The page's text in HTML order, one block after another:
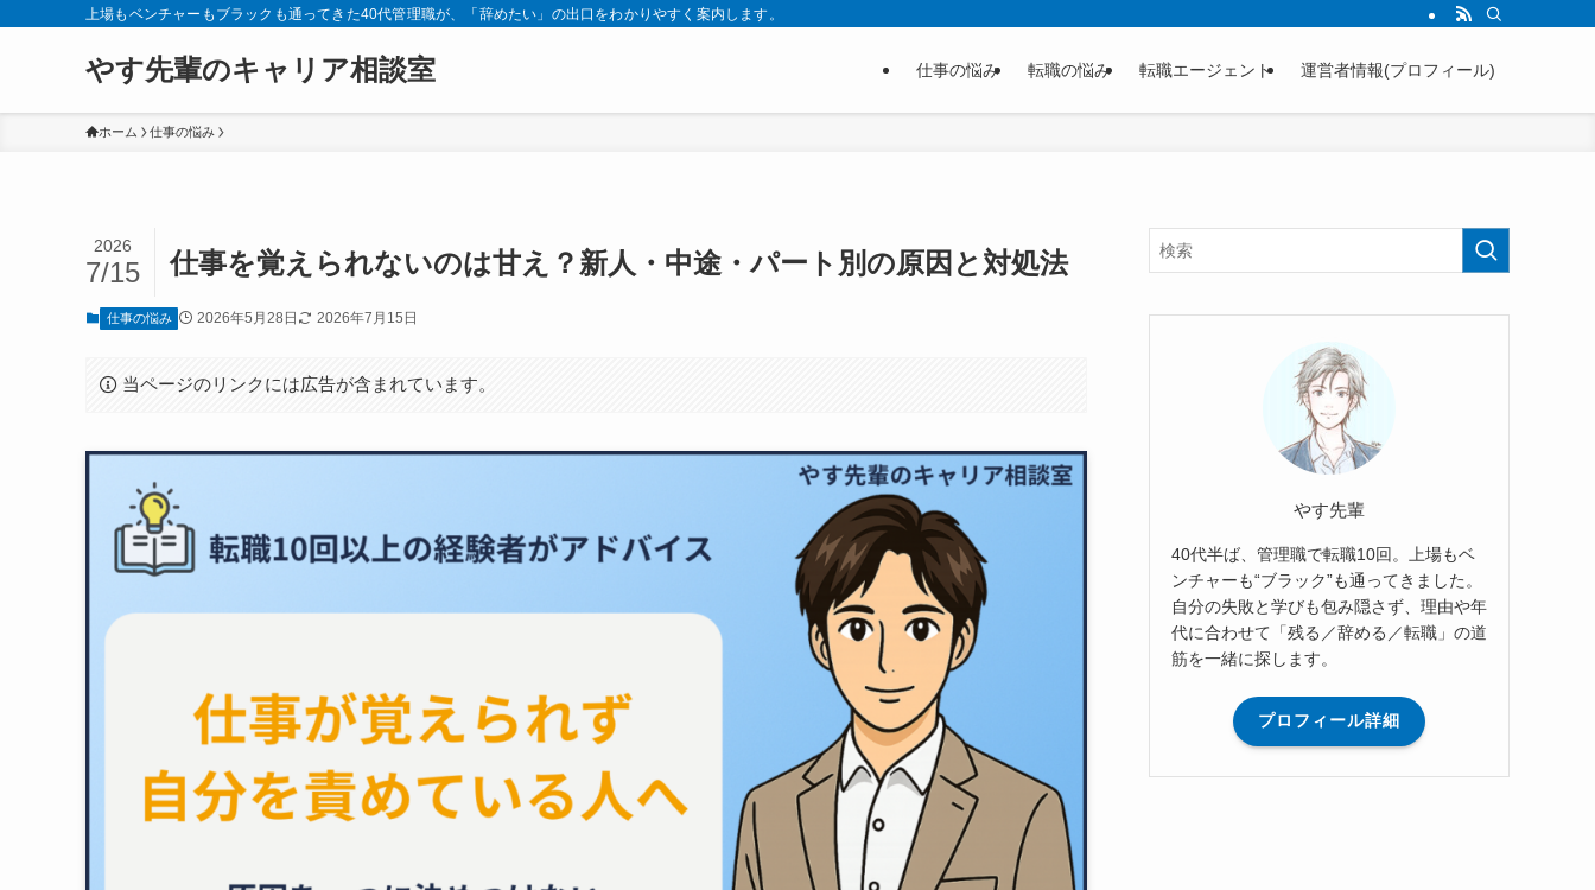
上場もベンチャーもブラックも通ってきた40代管理職が、「辞めたい」の出口をわかりやすく案内します。
やす先輩のキャリア相談室 仕事の悩み 転職の悩み 転職エージェント 運営者情報(プロフィール)
ホーム 仕事の悩み
仕事を覚えられないのは甘え？新人・中途・パート別の原因と対処法
2026
7/15
仕事の悩み 2026年5月28日 2026年7月15日
当ページのリンクには広告が含まれています。
やす先輩
40代半ば、管理職で転職10回。上場もベ
ンチャーも“ブラック”も通ってきました。
自分の失敗と学びも包み隠さず、理由や年
代に合わせて「残る／辞める／転職」の道
筋を一緒に探します。
プロフィール詳細